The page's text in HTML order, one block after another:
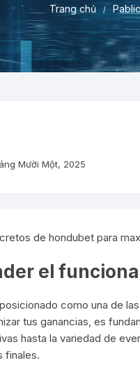
Trang chủ Pablic
Mười Một, 2025
de hondubet para
el
como una de
tus ganancias, es
hasta la variedad de
finales.